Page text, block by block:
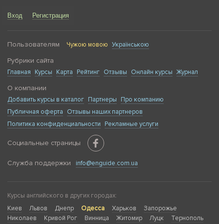
Вход Регистрация
Пользователям Чужою мовою Українською
Рубрики сайта
Главная Курсы Карта Рейтинг Отзывы Онлайн курсы Журнал
О компании
Добавить курсы в каталог Партнеры
Про компанию
Публичная оферта
Отзывы наших партнеров
Политика конфиденциальности
Рекламные услуги
Социальные страницы
Служба поддержки info@enguide.com.ua
Курсы английского в других городах:
Киев
Львов Днепр Одесса Харьков
Запорожье
Николаев
Кривой Рог Винница Житомир Луцк
Тернополь